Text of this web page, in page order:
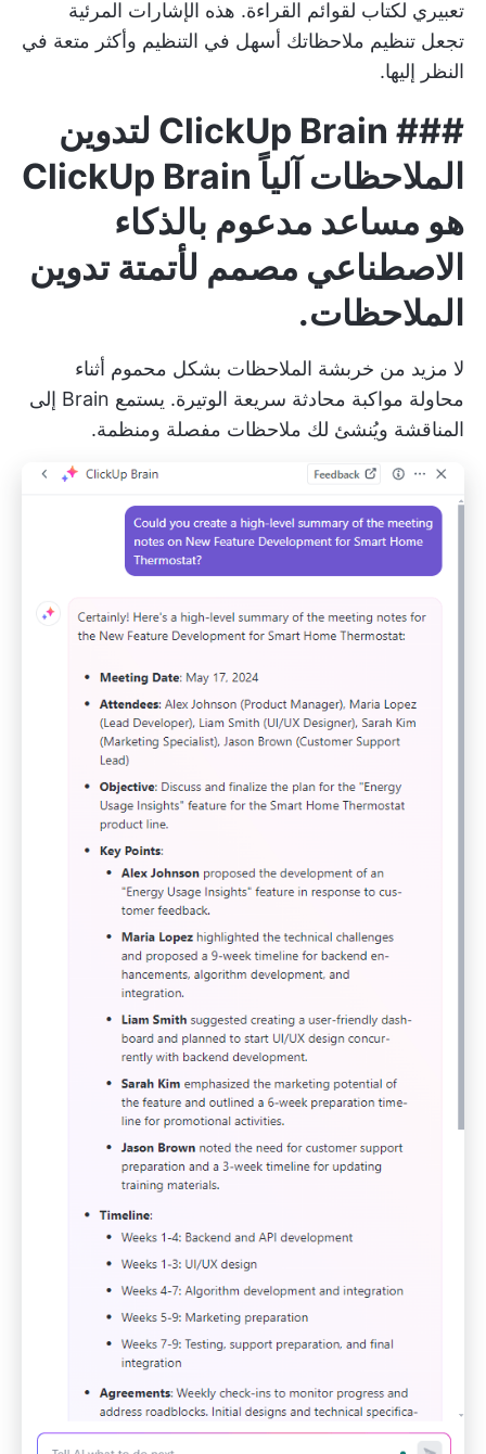
تعبيري لكتاب لقوائم القراءة. هذه الإشارات المرئية
تجعل تنظيم ملاحظاتك أسهل في التنظيم وأكثر متعة في
النظر إليها.
###
ClickUp Brain لتدوين
الملاحظات آلياً ClickUp Brain
هو مساعد مدعوم بالذكاء
الاصطناعي مصمم لأتمتة تدوين
الملاحظات.
لا مزيد من خربشة الملاحظات بشكل محموم أثناء
محاولة مواكبة محادثة سريعة الوتيرة. يستمع Brain إلى
المناقشة ويُنشئ لك ملاحظات مفصلة ومنظمة.